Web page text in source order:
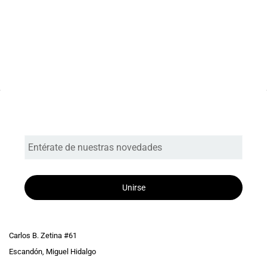
Unirse
Carlos B. Zetina #61
Escandón, Miguel Hidalgo